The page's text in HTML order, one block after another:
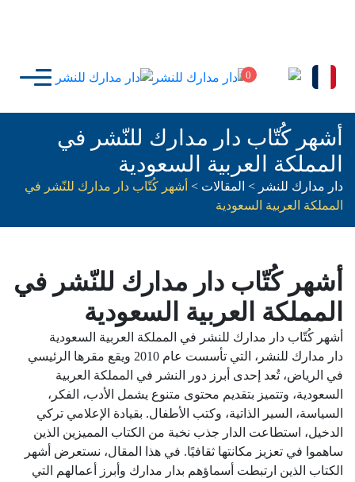
0
أشهر كُتّاب دار مدارك للنّشر في
المملكة العربية السعودية
دار مدارك للنشر > المقالات > أشهر كُتّاب دار مدارك للنّشر في
المملكة العربية السعودية
أشهر كُتّاب دار مدارك للنّشر في
المملكة العربية السعودية
أشهر كُتّاب دار مدارك للنشر في المملكة العربية السعودية
دار مدارك للنشر، التي تأسست عام 2010 ويقع مقرها الرئيسي
في الرياض، تُعد إحدى أبرز دور النشر في المملكة العربية
السعودية، وتتميز بتقديم محتوى متنوع يشمل الأدب، الفكر،
السياسة، السير الذاتية، وكتب الأطفال. بقيادة الإعلامي تركي
الدخيل، استطاعت الدار جذب نخبة من الكتاب المميزين الذين
ساهموا في تعزيز مكانتها ثقافيًا. في هذا المقال، نستعرض أشهر
الكتاب الذين ارتبطت أسماؤهم بدار مدارك وأبرز أعمالهم التي